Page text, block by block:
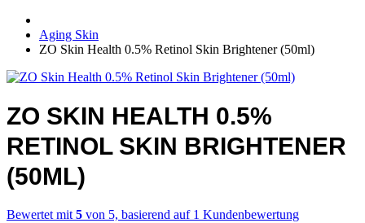
Aging Skin
ZO Skin Health 0.5% Retinol Skin Brightener (50ml)
ZO SKIN HEALTH 0.5%
RETINOL SKIN BRIGHTENER
(50ML)
Bewertet mit 5 von 5, basierend auf 1 Kundenbewertung